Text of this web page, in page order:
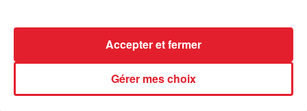
ACTUS MUSIQUES
Gérer mes choix
Accepter et fermer